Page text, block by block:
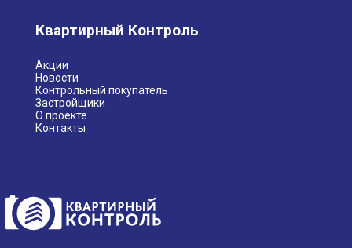
Квартирный Контроль
Акции
Новости
Контрольный покупатель
Застройщики
О проекте
Контакты